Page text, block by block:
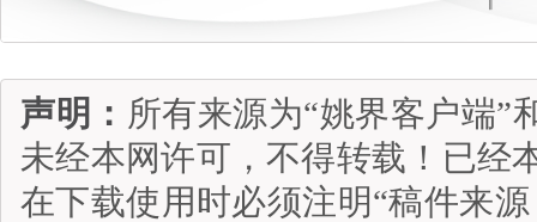
声明： 所有来源为“姚界客户端”
未经本网许可，不得转载！已经
在下载使用时必须注明“稿件来